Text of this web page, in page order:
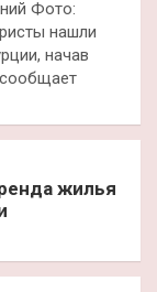
Фото:
нашли
начав
жилья